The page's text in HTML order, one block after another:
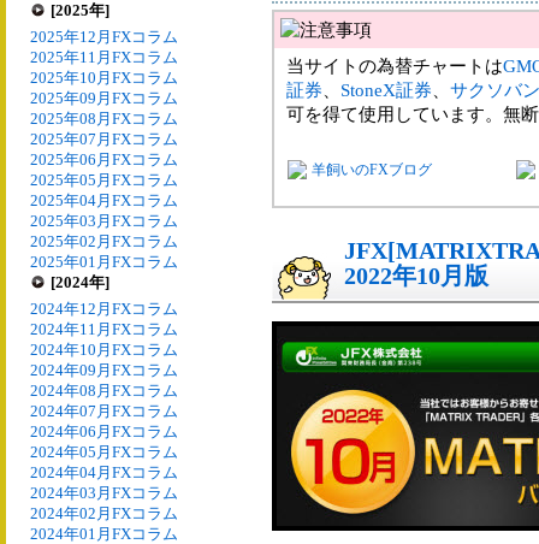
[2025年]
2025年12月FXコラム
2025年11月FXコラム
2025年10月FXコラム
2025年09月FXコラム
2025年08月FXコラム
2025年07月FXコラム
2025年06月FXコラム
2025年05月FXコラム
2025年04月FXコラム
2025年03月FXコラム
2025年02月FXコラム
2025年01月FXコラム
[2024年]
2024年12月FXコラム
2024年11月FXコラム
2024年10月FXコラム
2024年09月FXコラム
2024年08月FXコラム
2024年07月FXコラム
2024年06月FXコラム
2024年05月FXコラム
2024年04月FXコラム
2024年03月FXコラム
2024年02月FXコラム
2024年01月FXコラム
当サイトの為替チャートは
証券
StoneX証券
サクソバ
可を得て使用しています。無
羊飼いのFXブログ
2022年10月版